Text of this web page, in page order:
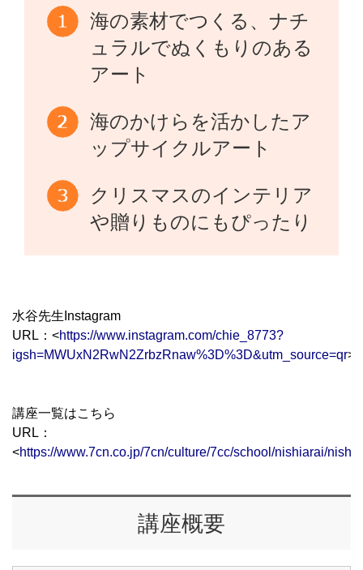
海の素材でつくる、ナチ
ュラルでぬくもりのある
アート
海のかけらを活かしたア
ップサイクルアート
クリスマスのインテリア
や贈りものにもぴったり
水谷先生Instagram
URL：<https://www.instagram.com/chie_8773?
igsh=MWUxN2RwN2ZrbzRnaw%3D%3D&utm_source=qr>
講座一覧はこちら
URL：
<https://www.7cn.co.jp/7cn/culture/7cc/school/nishiarai/
講座概要